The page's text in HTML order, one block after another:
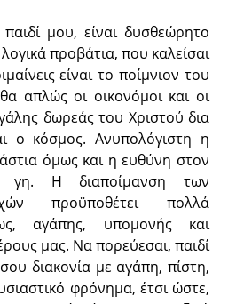
μου, είναι δυσθεώρητο
προβάτια, που καλείσαι
είναι το ποίμνιον του
απλώς οι οικονόμοι και οι
δωρεάς του Χριστού δια
ο κόσμος. Ανυπολόγιστη η
όμως και η ευθύνη στον
γη. Η διαποίμανση των
προϋποθέτει πολλά
αγάπης, υπομονής και
μας. Να πορεύεσαι, παιδί
διακονία με αγάπη, πίστη,
φρόνημα, έτσι ώστε,